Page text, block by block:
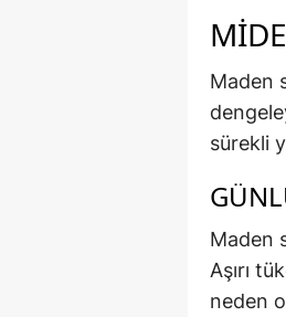
Maden
sürekli
Maden
Aşırı
neden